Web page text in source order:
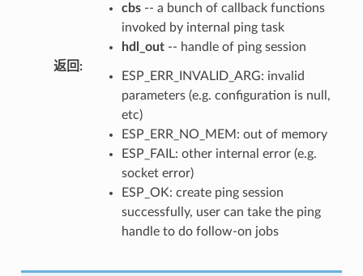
cbs-- a bunch of callback functions
invoked by internal ping task
hdl_out-- handle of ping session
返回 :
ESP_ERR_INVALID_ARG: invalid
parameters (e.g. configuration is null,
etc)
ESP_ERR_NO_MEM: out of memory
ESP_FAIL: other internal error (e.g.
socket error)
ESP_OK: create ping session
successfully, user can take the ping
handle to do follow-on jobs